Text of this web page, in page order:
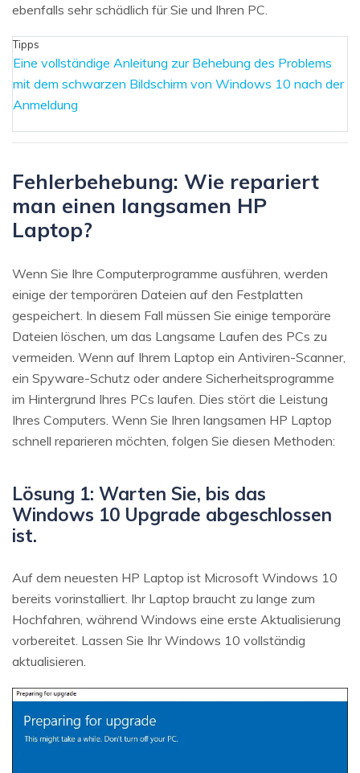
ebenfalls sehr schädlich für Sie und Ihren PC.
Tipps
Eine vollständige Anleitung zur Behebung des Problems
mit dem schwarzen Bildschirm von Windows 10 nach der
Anmeldung
Fehlerbehebung: Wie repariert
man einen langsamen HP
Laptop?
Wenn Sie Ihre Computerprogramme ausführen, werden
einige der temporären Dateien auf den Festplatten
gespeichert. In diesem Fall müssen Sie einige temporäre
Dateien löschen, um das Langsame Laufen des PCs zu
vermeiden. Wenn auf Ihrem Laptop ein Antiviren-Scanner,
ein Spyware-Schutz oder andere Sicherheitsprogramme
im Hintergrund Ihres PCs laufen. Dies stört die Leistung
Ihres Computers. Wenn Sie Ihren langsamen HP Laptop
schnell reparieren möchten, folgen Sie diesen Methoden:
Lösung 1: Warten Sie, bis das
Windows 10 Upgrade abgeschlossen
ist.
Auf dem neuesten HP Laptop ist Microsoft Windows 10
bereits vorinstalliert. Ihr Laptop braucht zu lange zum
Hochfahren, während Windows eine erste Aktualisierung
vorbereitet. Lassen Sie Ihr Windows 10 vollständig
aktualisieren.